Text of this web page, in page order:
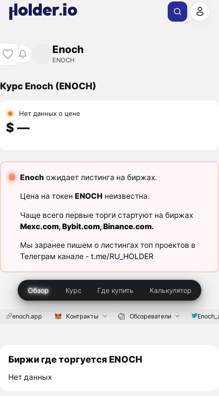
Enoch
ENOCH
Курс Enoch (ENOCH)
Нет данных о цене
$ ―
Enoch ожидает листинга на биржах.
Цена на токен ENOCH неизвестна.
Чаще всего первые торги стартуют на биржах
Mexc.com,Bybit.com,Binance.com.
Мы заранее пишем о листингах топ проектов в
Телеграм канале - t.me/RU_HOLDER
Обзор Курс Где купить Калькулятор
enoch.app Контракты Обозреватели
Биржи где торгуется ENOCH
Нет данных